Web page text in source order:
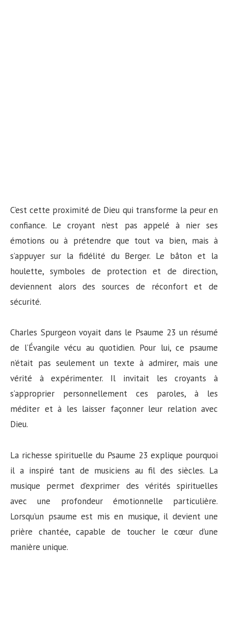
C’est cette proximité de Dieu qui transforme la peur en
confiance. Le croyant n’est pas appelé à nier ses
émotions ou à prétendre que tout va bien, mais à
s’appuyer sur la fidélité du Berger. Le bâton et la
houlette, symboles de protection et de direction,
deviennent alors des sources de réconfort et de
sécurité.
Charles Spurgeon voyait dans le Psaume 23 un résumé
de l’Évangile vécu au quotidien. Pour lui, ce psaume
n’était pas seulement un texte à admirer, mais une
vérité à expérimenter. Il invitait les croyants à
s’approprier personnellement ces paroles, à les
méditer et à les laisser façonner leur relation avec
Dieu.
La richesse spirituelle du Psaume 23 explique pourquoi
il a inspiré tant de musiciens au fil des siècles. La
musique permet d’exprimer des vérités spirituelles
avec une profondeur émotionnelle particulière.
Lorsqu’un psaume est mis en musique, il devient une
prière chantée, capable de toucher le cœur d’une
manière unique.